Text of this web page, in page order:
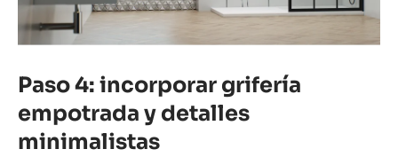
Paso 4: incorporar grifería
empotrada y detalles
minimalistas